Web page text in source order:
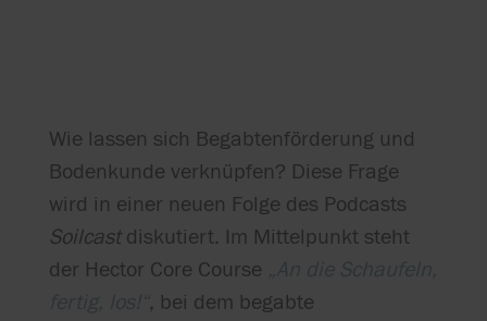
Wie lassen sich Begabtenförderung und
Bodenkunde verknüpfen? Diese Frage
wird in einer neuen Folge des Podcasts
Soilcastdiskutiert. Im Mittelpunkt steht
der Hector Core Course
, bei dem begabte